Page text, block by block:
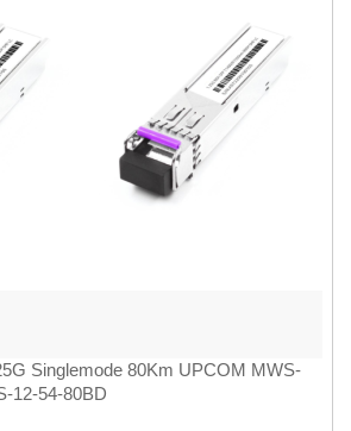
Singlemode 80Km UPCOM MWS-
12-54-80BD